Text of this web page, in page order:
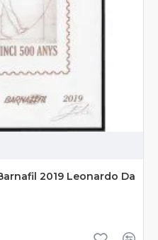
2019 Leonardo Da